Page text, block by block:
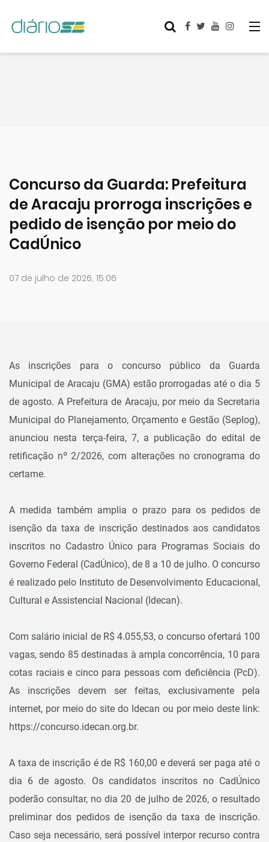
Concurso da Guarda: Prefeitura
de Aracaju prorroga inscrições e
pedido de isenção por meio do
CadÚnico
07 de julho de 2026, 15:06
As inscrições para o concurso público da Guarda
Municipal de Aracaju (GMA) estão prorrogadas até o dia 5
de agosto. A Prefeitura de Aracaju, por meio da Secretaria
Municipal do Planejamento, Orçamento e Gestão (Seplog),
anunciou nesta terça-feira, 7, a publicação do edital de
retificação nº 2/2026, com alterações no cronograma do
certame.
A medida também amplia o prazo para os pedidos de
isenção da taxa de inscrição destinados aos candidatos
inscritos no Cadastro Único para Programas Sociais do
Governo Federal (CadÚnico), de 8 a 10 de julho. O concurso
é realizado pelo Instituto de Desenvolvimento Educacional,
Cultural e Assistencial Nacional (Idecan).
Com salário inicial de R$ 4.055,53, o concurso ofertará 100
vagas, sendo 85 destinadas à ampla concorrência, 10 para
cotas raciais e cinco para pessoas com deficiência (PcD).
As inscrições devem ser feitas, exclusivamente pela
internet, por meio do site do Idecan ou por meio deste link:
https://concurso.idecan.org.br.
A taxa de inscrição é de R$ 160,00 e deverá ser paga até o
dia 6 de agosto. Os candidatos inscritos no CadÚnico
poderão consultar, no dia 20 de julho de 2026, o resultado
preliminar dos pedidos de isenção da taxa de inscrição.
Caso seja necessário, será possível interpor recurso contra